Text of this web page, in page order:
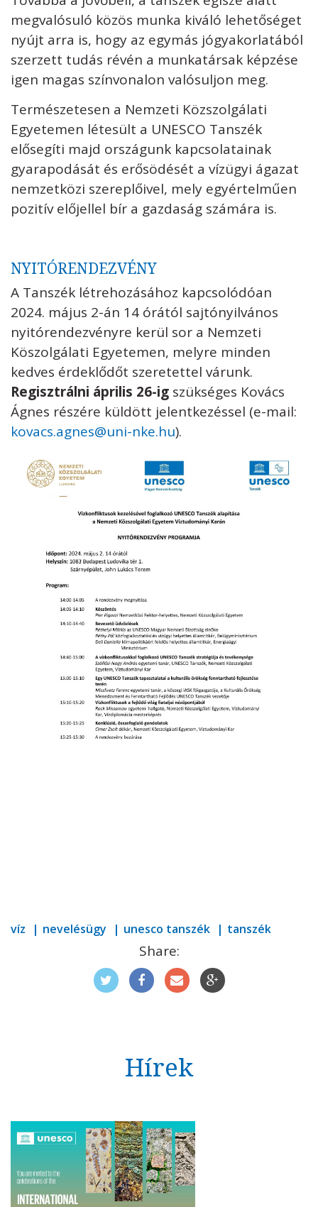
megvalósuló közös munka kiváló lehetőséget
nyújt arra is, hogy az egymás jógyakorlatából
szerzett tudás révén a munkatársak képzése
igen magas színvonalon valósuljon meg.
Természetesen a Nemzeti Közszolgálati
Egyetemen létesült a UNESCO Tanszék
elősegíti majd országunk kapcsolatainak
gyarapodását és erősödését a vízügyi ágazat
nemzetközi szereplőivel, mely egyértelműen
pozitív előjellel bír a gazdaság számára is.
NYITÓRENDEZVÉNY
A Tanszék létrehozásához kapcsolódóan
2024. május 2-án 14 órától sajtónyilvános
nyitórendezvényre kerül sor a Nemzeti
Köszolgálati Egyetemen, melyre minden
kedves érdeklődőt szeretettel várunk.
Regisztrálni április 26-ig szükséges Kovács
Ágnes részére küldött jelentkezéssel (e-mail:
kovacs.agnes@uni-nke.hu).
víz nevelésügy unesco tanszék tanszék
Share:
Hírek